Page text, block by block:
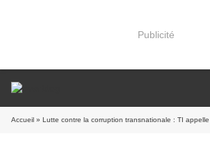
Publicité
Accueil » Lutte contre la corruption transnationale : TI appelle les gouvernements à maintenir la pression sur les entreprises Le rapport